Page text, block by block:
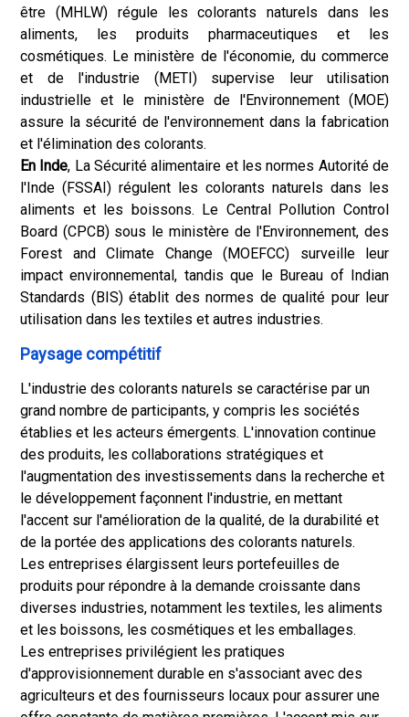
être (MHLW) régule les colorants naturels dans les
aliments, les produits pharmaceutiques et les
cosmétiques. Le ministère de l'économie, du commerce
et de l'industrie (METI) supervise leur utilisation
industrielle et le ministère de l'Environnement (MOE)
assure la sécurité de l'environnement dans la fabrication
et l'élimination des colorants.
En Inde, La Sécurité alimentaire et les normes Autorité de
l'Inde (FSSAI) régulent les colorants naturels dans les
aliments et les boissons. Le Central Pollution Control
Board (CPCB) sous le ministère de l'Environnement, des
Forest and Climate Change (MOEFCC) surveille leur
impact environnemental, tandis que le Bureau of Indian
Standards (BIS) établit des normes de qualité pour leur
utilisation dans les textiles et autres industries.
Paysage compétitif
L'industrie des colorants naturels se caractérise par un
grand nombre de participants, y compris les sociétés
établies et les acteurs émergents. L'innovation continue
des produits, les collaborations stratégiques et
l'augmentation des investissements dans la recherche et
le développement façonnent l'industrie, en mettant
l'accent sur l'amélioration de la qualité, de la durabilité et
de la portée des applications des colorants naturels.
Les entreprises élargissent leurs portefeuilles de
produits pour répondre à la demande croissante dans
diverses industries, notamment les textiles, les aliments
et les boissons, les cosmétiques et les emballages.
Les entreprises privilégient les pratiques
d'approvisionnement durable en s'associant avec des
agriculteurs et des fournisseurs locaux pour assurer une